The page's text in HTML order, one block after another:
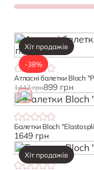
Хіт продажів
-38%
Атласні балетки Bloch
1447 грн899 грн
Балетки Bloch
1649 грн
Хіт продажів